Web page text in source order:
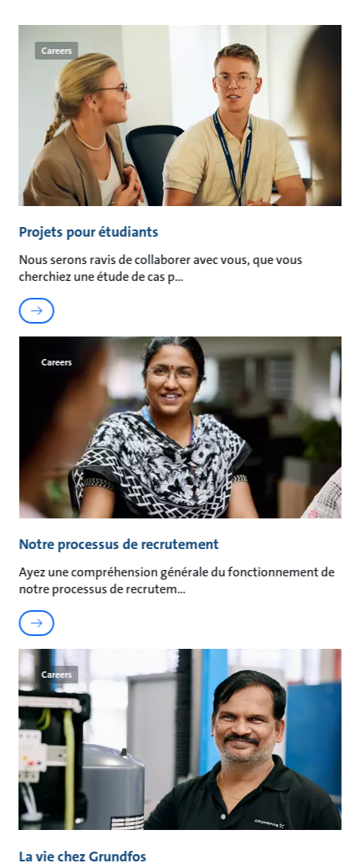
Careers
Projets pour étudiants
Nous serons ravis de collaborer avec vous, que vous
cherchiez une étude de cas p
Careers
Notre processus de recrutement
Ayez une compréhension générale du fonctionnement de
notre processus de recrutem
Careers
La vie chez Grundfos